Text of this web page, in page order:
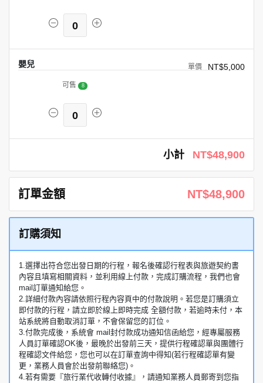
0
嬰兒 NT$5,000
可售 8
0
小計 NT$48,900
訂單金額 NT$48,900
訂購須知
1.選擇出符合您出發日期的行程，報名後確認行程表與旅遊契約書
內容且填寫相關資料，並利用線上付款，完成訂購流程，我們也會
mail訂單通知給您。
2.詳細付款內容請依照行程內容頁中的付款說明。若您是訂購須立
即付款的行程，請立即於線上即時完成 全額付款，若逾時未付，本
站系統將自動取消訂單，不會保留您的訂位。
3.付款完成後，系統會 mail封付款成功通知信函給您，經專屬服務
人員訂單確認OK後，最晚於出發前三天，提供行程確認單與團體行
程確認文件給您，您也可以在訂單查詢中得知(若行程確認單有變
更，業務人員會於出發前聯絡您)。
4.若有需要『旅行業代收轉付收據』，請通知業務人員郵寄到您指